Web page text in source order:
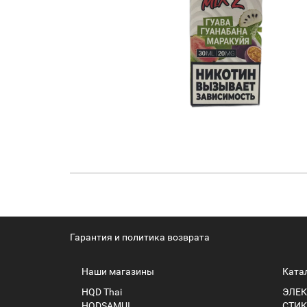
Гарантия и политика возврата
Наши магазины
HQD Thai